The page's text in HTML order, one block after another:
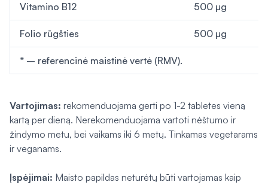
Vitamino B12 500 µg
Folio rūgšties 500 µg
* – referencinė maistinė vertė (RMV).
Vartojimas: rekomenduojama gerti po 1-2 tabletes vieną
kartą per dieną. Nerekomenduojama vartoti nėštumo ir
žindymo metu, bei vaikams iki 6 metų. Tinkamas vegetarams
ir veganams.
Įspėjimai: Maisto papildas neturėtų būti vartojamas kaip